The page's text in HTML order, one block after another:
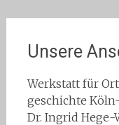
Unsere
Werkstatt für
geschichte Köln-
Dr. Ingrid